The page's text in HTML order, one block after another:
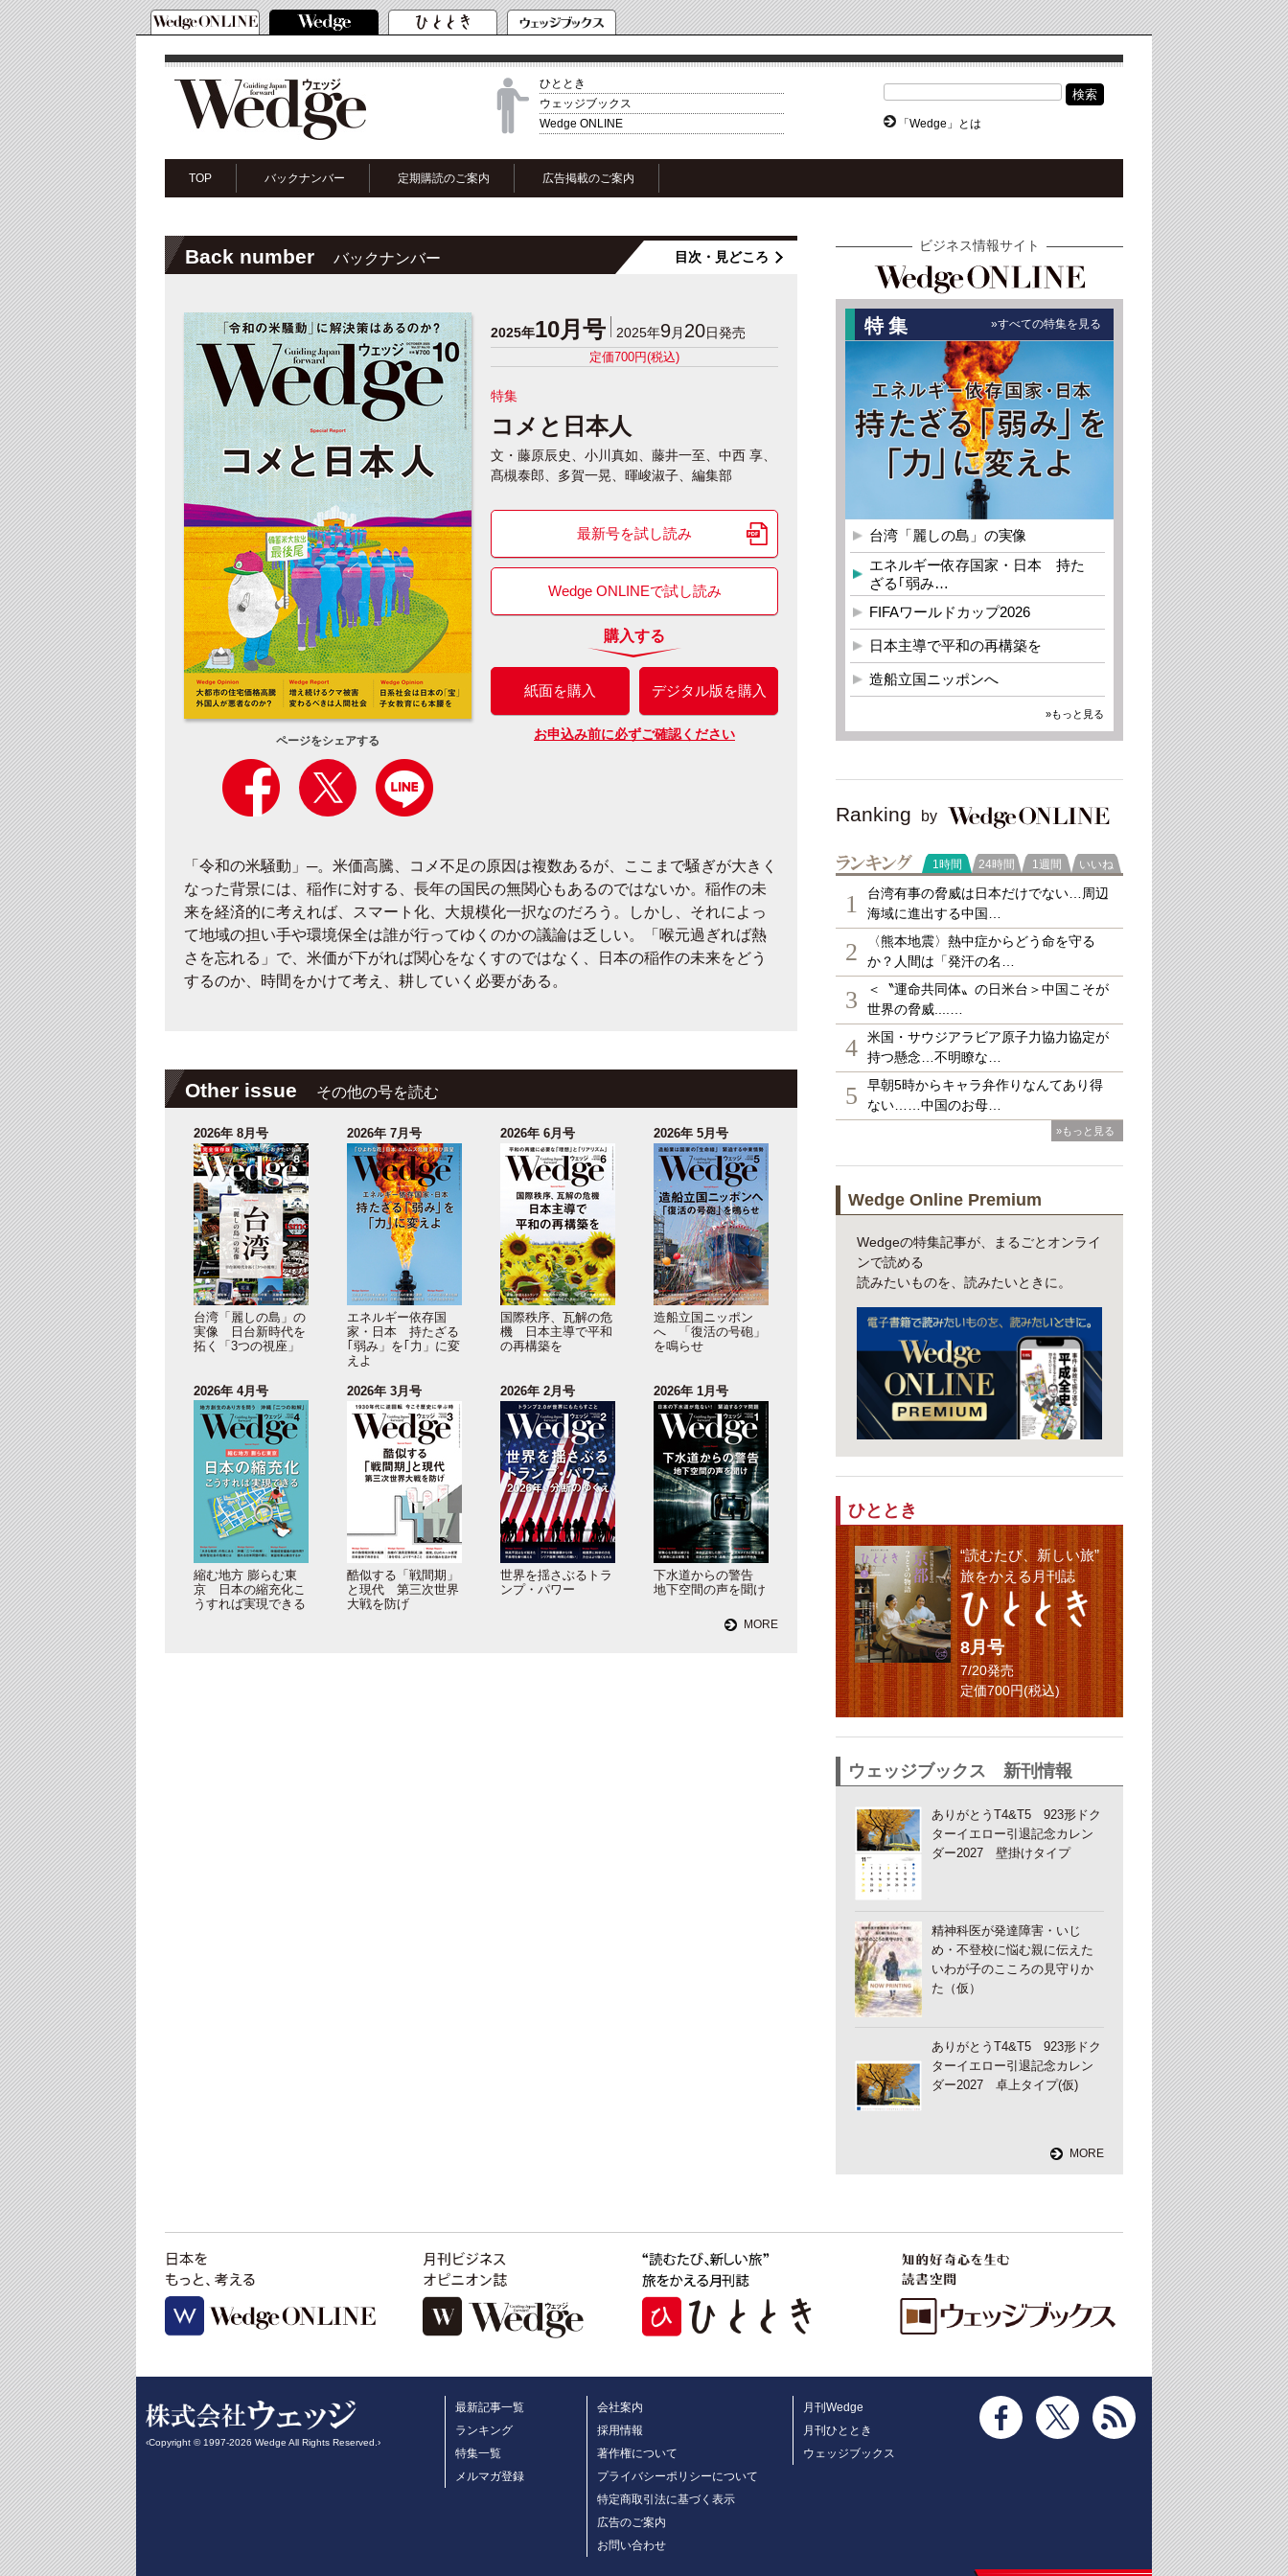
ひととき
ウェッジブックス
Wedge ONLINE
検索
「Wedge」とは
TOP バックナンバー 定期購読のご案内 広告掲載のご案内
Back number バックナンバー 目次・見どころ
ページをシェアする
2025年10月号 2025年9月 20日発売
定価700円(税込)
特集
コメと日本人
文・藤原辰史、小川真如、藤井一至、中西 享、
髙槻泰郎、多賀一晃、暉峻淑子、編集部
最新号を試し読み
Wedge ONLINEで試し読み
購入する
紙面を購入 デジタル版を購入
お申込み前に必ずご確認ください
「令和の米騒動」─。米価高騰、コメ不足の原因は複数あるが、ここまで騒ぎが大きく
なった背景には、稲作に対する、長年の国民の無関心もあるのではないか。稲作の未
来を経済的に考えれば、スマート化、大規模化一択なのだろう。しかし、それによっ
て地域の担い手や環境保全は誰が行ってゆくのかの議論は乏しい。「喉元過ぎれば熱
さを忘れる」で、米価が下がれば関心をなくすのではなく、日本の稲作の未来をどう
するのか、時間をかけて考え、耕していく必要がある。
Other issue その他の号を読む
2026年 8月号
台湾「麗しの島」の
実像 日台新時代を
拓く「3つの視座」
2026年 7月号
エネルギー依存国
家・日本 持たざる
｢弱み」を｢力」に変
えよ
2026年 6月号
国際秩序、瓦解の危
機 日本主導で平和
の再構築を
2026年 5月号
造船立国ニッポン
へ 「復活の号砲」
を鳴らせ
2026年 4月号
縮む地方 膨らむ東
京 日本の縮充化こ
うすれば実現できる
2026年 3月号
酷似する「戦間期」
と現代 第三次世界
大戦を防げ
2026年 2月号
世界を揺さぶるトラ
ンプ・パワー
2026年 1月号
下水道からの警告
地下空間の声を聞け
MORE
ビジネス情報サイト
特集 »すべての特集を見る
台湾「麗しの島」の実像
エネルギー依存国家・日本 持た
ざる｢弱み…
FIFAワールドカップ2026
日本主導で平和の再構築を
造船立国ニッポンへ
»もっと見る
Ranking by
ランキング
1時間 24時間 1週間 いいね
1
台湾有事の脅威は日本だけでない…周辺
海域に進出する中国…
2
〈熊本地震〉熱中症からどう命を守る
か？人間は「発汗の名…
3
＜〝運命共同体〟の日米台＞中国こそが
世界の脅威....…
4
米国・サウジアラビア原子力協力協定が
持つ懸念…不明瞭な…
5
早朝5時からキャラ弁作りなんてあり得
ない……中国のお母…
»もっと見る
Wedge Online Premium
Wedgeの特集記事が、まるごとオンライ
ンで読める
読みたいものを、読みたいときに。
ひととき
“読むたび、新しい旅”
旅をかえる月刊誌
8月号
7/20発売
定価700円(税込)
ウェッジブックス 新刊情報
ありがとうT4&T5 923形ドク
ターイエロー引退記念カレン
ダー2027 壁掛けタイプ
精神科医が発達障害・いじ
め・不登校に悩む親に伝えた
いわが子のこころの見守りか
た（仮）
ありがとうT4&T5 923形ドク
ターイエロー引退記念カレン
ダー2027 卓上タイプ(仮)
MORE
‹Copyright © 1997-2026 Wedge All Rights Reserved.›
最新記事一覧
ランキング
特集一覧
メルマガ登録
会社案内
採用情報
著作権について
プライバシーポリシーについて
特定商取引法に基づく表示
広告のご案内
お問い合わせ
月刊Wedge
月刊ひととき
ウェッジブックス